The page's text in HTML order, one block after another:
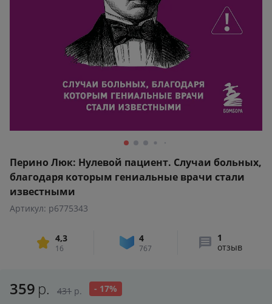
Перино Люк: Нулевой пациент. Случаи больных,
благодаря которым гениальные врачи стали
известными
Артикул: p6775343
4,3
16
4
767
1
отзыв
359 р. 431 р. - 17%